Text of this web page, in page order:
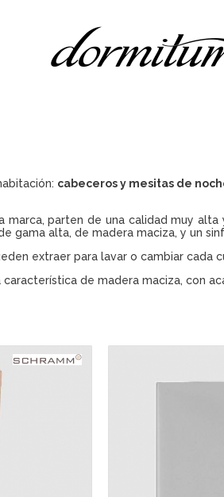
cabeceros y mesitas de
parten de una calidad muy alta
gama alta, de madera maciza, y un
extraer para lavar o cambiar cada
de madera maciza, con